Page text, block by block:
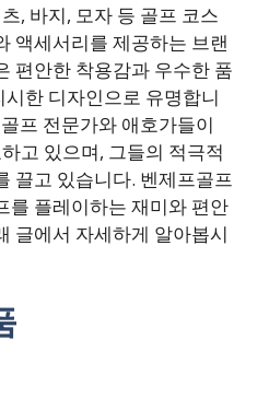
, 바지, 모자 등 골프 코스
액세서리를 제공하는 브랜
편안한 착용감과 우수한 품
한 디자인으로 유명합니
프 전문가와 애호가들이
고 있으며, 그들의 적극적
끌고 있습니다. 벤제프골프
를 플레이하는 재미와 편안
글에서 자세하게 알아봅시